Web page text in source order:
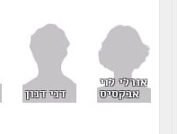
אורלי לוי
אבקסיס דני דנון